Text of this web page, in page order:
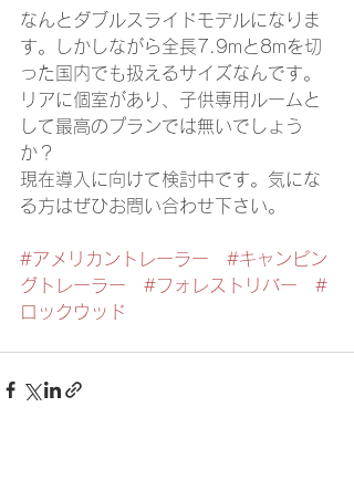
なんとダブルスライドモデルになりま
す。しかしながら全長7.9mと8mを切
った国内でも扱えるサイズなんです。
リアに個室があり、子供専用ルームと
して最高のプランでは無いでしょう
か？
現在導入に向けて検討中です。気にな
る方はぜひお問い合わせ下さい。
#アメリカントレーラー
#キャンピン
グトレーラー
#フォレストリバー
#
ロックウッド